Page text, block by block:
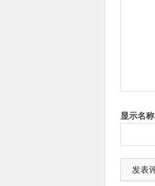
显示名称